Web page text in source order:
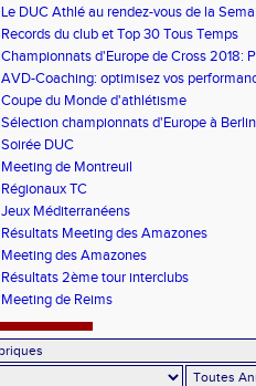
Le DUC Athlé au rendez-vous de la
Paralympique et du dispositif pilote "Jeux
Records du club et Top 30 Tous Temps
Championnats d'Europe de Cross 2018:
Argent
AVD-Coaching: optimisez vos
mentale!
Coupe du Monde d'athlétisme
Sélection championnats d'Europe à Berlin
Soirée DUC
Meeting de Montreuil
Régionaux TC
Jeux Méditerranéens
Résultats Meeting des Amazones
Meeting des Amazones
Résultats 2ème tour interclubs
Meeting de Reims